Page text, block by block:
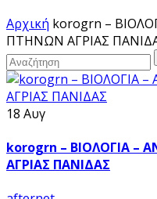
Αρχική korogrn –
ΠΤΗΝΩΝ ΑΓΡΙΑΣ
18 Αυγ
korogrn – ΒΙΟΛΟΓΙΑ –
ΑΓΡΙΑΣ ΠΑΝΙΔΑΣ